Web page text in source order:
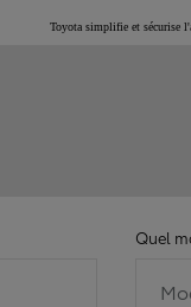
Toyota simplifie et sécurise
Quel